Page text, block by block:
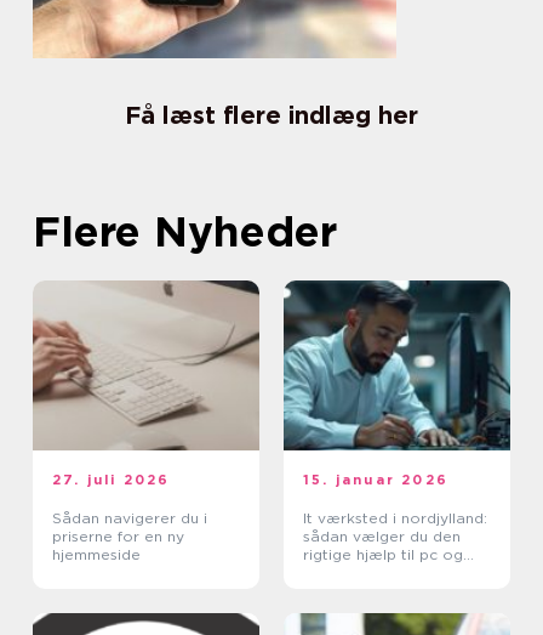
Få læst flere indlæg her
Flere Nyheder
27. juli 2026
Sådan navigerer du i
priserne for en ny
hjemmeside
15. januar 2026
It værksted i nordjylland:
sådan vælger du den
rigtige hjælp til pc og